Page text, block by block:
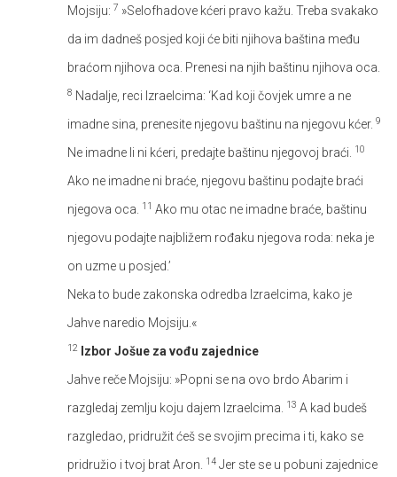
Mojsiju: 7 »Selofhadove kćeri pravo kažu. Treba svakako
da im dadneš posjed koji će biti njihova baština među
braćom njihova oca. Prenesi na njih baštinu njihova oca.
8 Nadalje, reci Izraelcima: ‘Kad koji čovjek umre a ne
imadne sina, prenesite njegovu baštinu na njegovu kćer. 9
Ne imadne li ni kćeri, predajte baštinu njegovoj braći. 10
Ako ne imadne ni braće, njegovu baštinu podajte braći
njegova oca.
11 Ako mu otac ne imadne braće, baštinu
njegovu podajte najbližem rođaku njegova roda: neka je
on uzme u posjed.’
Neka to bude zakonska odredba Izraelcima, kako je
Jahve naredio Mojsiju.«
12
Izbor Jošue za vođu zajednice
Jahve reče Mojsiju: »Popni se na ovo brdo Abarim i
razgledaj zemlju koju dajem Izraelcima.
13 A kad budeš
razgledao, pridružit ćeš se svojim precima i ti, kako se
pridružio i tvoj brat Aron.
14 Jer ste se u pobuni zajednice